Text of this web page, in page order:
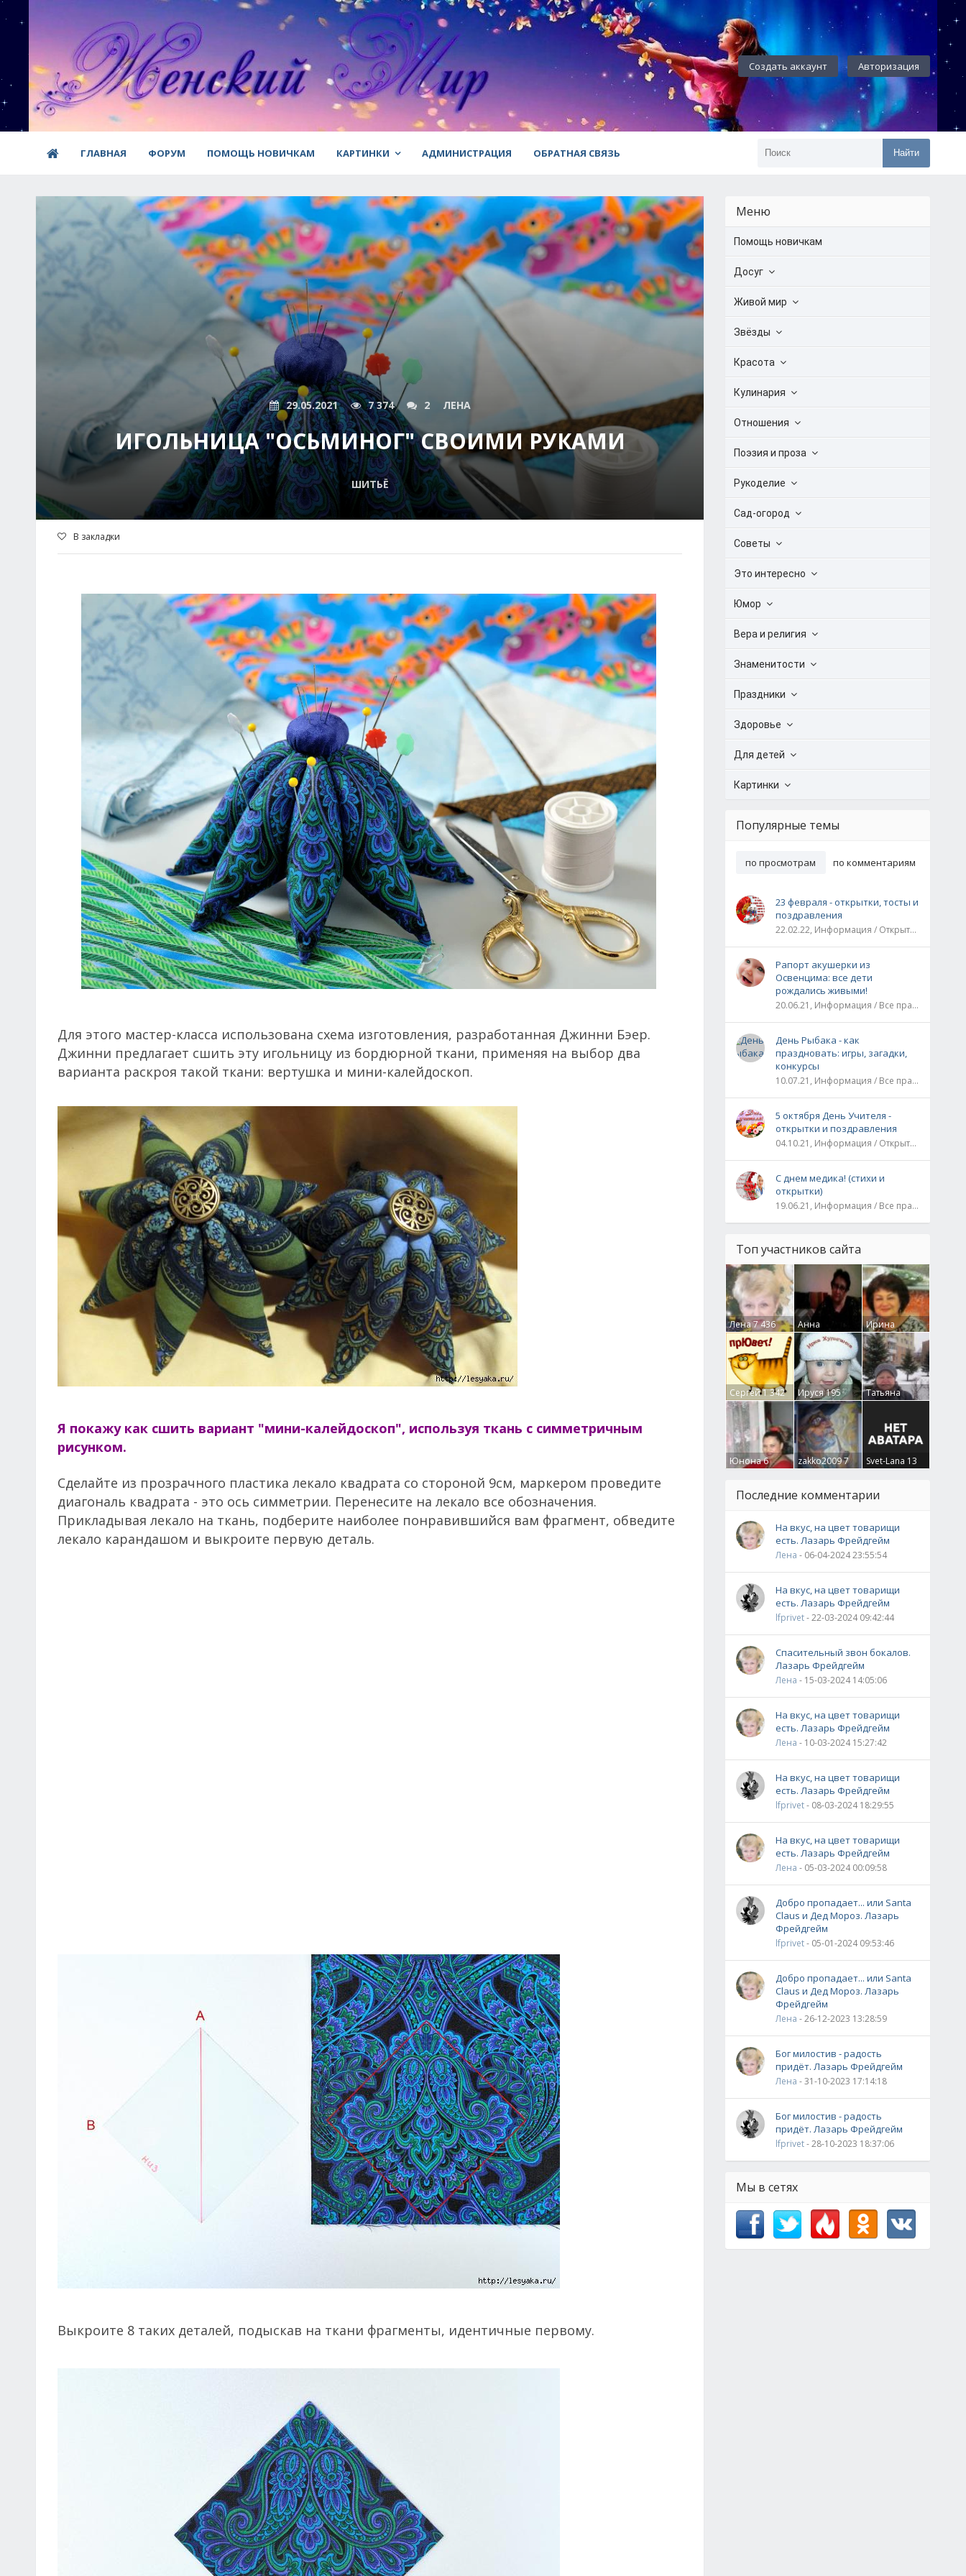
Создать аккаунт Авторизация
ГЛАВНАЯ ФОРУМ ПОМОЩЬ НОВИЧКАМ КАРТИНКИ АДМИНИСТРАЦИЯ ОБРАТНАЯ СВЯЗЬ Найти
29.05.2021 7 374 2 ЛЕНА
ИГОЛЬНИЦА "ОСЬМИНОГ" СВОИМИ РУКАМИ
ШИТЬЁ
В закладки
Для этого мастер-класса использована схема изготовления, разработанная Джинни Бэер.
Джинни предлагает сшить эту игольницу из бордюрной ткани, применяя на выбор два
варианта раскроя такой ткани: вертушка и мини-калейдоскоп.
Я покажу как сшить вариант "мини-калейдоскоп", используя ткань с симметричным
рисунком.
Сделайте из прозрачного пластика лекало квадрата со стороной 9см, маркером проведите
диагональ квадрата - это ось симметрии. Перенесите на лекало все обозначения.
Прикладывая лекало на ткань, подберите наиболее понравившийся вам фрагмент, обведите
лекало карандашом и выкроите первую деталь.
Выкроите 8 таких деталей, подыскав на ткани фрагменты, идентичные первому.
Меню
Помощь новичкам
Досуг
Живой мир
Звёзды
Красота
Кулинария
Отношения
Поэзия и проза
Рукоделие
Сад-огород
Советы
Это интересно
Юмор
Вера и религия
Знаменитости
Праздники
Здоровье
Для детей
Картинки
Популярные темы
по просмотрам по комментариям
23 февраля - открытки, тосты и
поздравления
22.02.22, Информация / Открытки / Все праздники
Рапорт акушерки из
Освенцима: все дети
рождались живыми!
20.06.21, Информация / Все праздники / Рассказы и истории
День Рыбака - как
праздновать: игры, загадки,
конкурсы
10.07.21, Информация / Все праздники
5 октября День Учителя -
открытки и поздравления
04.10.21, Информация / Открытки / Все праздники
С днем медика! (стихи и
открытки)
19.06.21, Информация / Все праздники
Топ участников сайта
Лена7 436
Анна
Гумлевая0
Ирина
Бруцкая41
Сергей1 342 Ируся195
Татьяна
Крючкова0
Юнона6 zakko20097 Svet-Lana 13
Последние комментарии
На вкус, на цвет товарищи
есть. Лазарь Фрейдгейм
Лена - 06-04-2024 23:55:54
На вкус, на цвет товарищи
есть. Лазарь Фрейдгейм
lfprivet- 22-03-2024 09:42:44
Спасительный звон бокалов.
Лазарь Фрейдгейм
Лена - 15-03-2024 14:05:06
На вкус, на цвет товарищи
есть. Лазарь Фрейдгейм
Лена - 10-03-2024 15:27:42
На вкус, на цвет товарищи
есть. Лазарь Фрейдгейм
lfprivet- 08-03-2024 18:29:55
На вкус, на цвет товарищи
есть. Лазарь Фрейдгейм
Лена - 05-03-2024 00:09:58
Добро пропадает... или Santa
Claus и Дед Мороз. Лазарь
Фрейдгейм
lfprivet- 05-01-2024 09:53:46
Добро пропадает... или Santa
Claus и Дед Мороз. Лазарь
Фрейдгейм
Лена - 26-12-2023 13:28:59
Бог милостив - радость
придёт. Лазарь Фрейдгейм
Лена - 31-10-2023 17:14:18
Бог милостив - радость
придёт. Лазарь Фрейдгейм
lfprivet- 28-10-2023 18:37:06
Мы в сетях